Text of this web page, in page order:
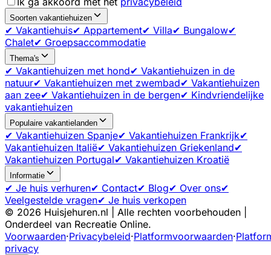
Soorten vakantiehuizen
✔ Vakantiehuis✔ Appartement✔ Villa✔ Bungalow✔
Chalet✔ Groepsaccommodatie
Thema's
✔ Vakantiehuizen met hond✔ Vakantiehuizen in de
natuur✔ Vakantiehuizen met zwembad✔ Vakantiehuizen
aan zee✔ Vakantiehuizen in de bergen✔ Kindvriendelijke
vakantiehuizen
Populaire vakantielanden
✔ Vakantiehuizen Spanje✔ Vakantiehuizen Frankrijk✔
Vakantiehuizen Italië✔ Vakantiehuizen Griekenland✔
Vakantiehuizen Portugal✔ Vakantiehuizen Kroatië
Informatie
✔ Je huis verhuren✔ Contact✔ Blog✔ Over ons✔
Veelgestelde vragen✔ Je huis verkopen
© 2026 Huisjehuren.nl | Alle rechten voorbehouden |
Onderdeel van Recreatie Online.
Voorwaarden·Privacybeleid·Platformvoorwaarden·
privacy